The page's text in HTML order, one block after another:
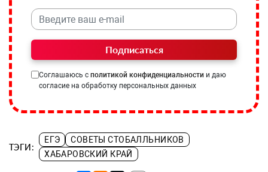
Подписаться
Соглашаюсь с политикой конфиденциальности и даю
согласие на обработку персональных данных
ТЭГИ:
ЕГЭ
СОВЕТЫ СТОБАЛЛЬНИКОВ
ХАБАРОВСКИЙ КРАЙ